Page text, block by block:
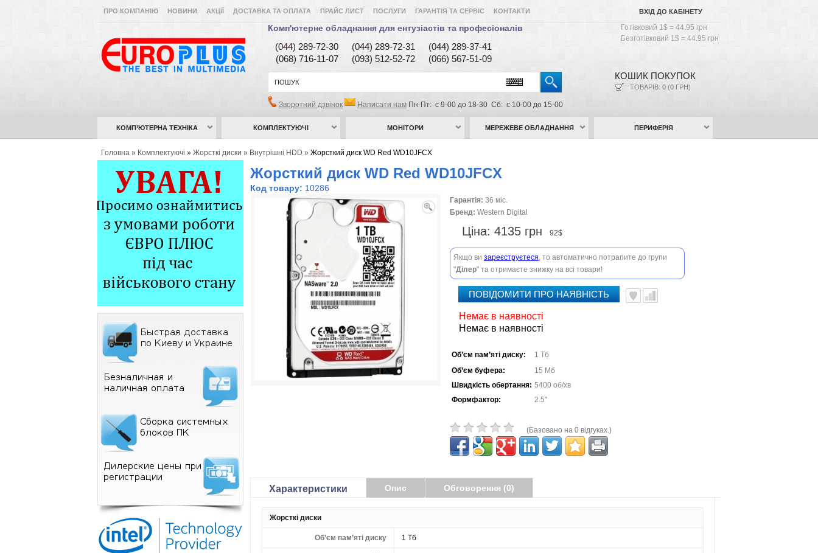
ВХІД ДО КАБІНЕТУ
ПРО КОМПАНІЮ НОВИНИ АКЦІЇ ДОСТАВКА ТА ОПЛАТА ПРАЙС ЛИСТ ПОСЛУГИ ГАРАНТІЯ ТА СЕРВІС КОНТАКТИ
Комп'ютерне обладнання для ентузіастів та професіоналів
Готівковий 1$ = 44.95 грн
Безготівковий 1$ = 44.95 грн
(044) 289-72-30 (044) 289-72-31
(044) 289-37-41
(068) 716-11-07
(093) 512-52-72
(066) 567-51-09
КОШИК ПОКУПОК
ТОВАРІВ: 0 (0 ГРН)
Зворотний дзвінок Написати нам Пн-Пт: с 9-00 до 18-30 Сб: с 10-00 до 15-00
КОМП’ЮТЕРНА ТЕХНІКА КОМПЛЕКТУЮЧІ МОНІТОРИ МЕРЕЖЕВЕ ОБЛАДНАННЯ ПЕРИФЕРІЯ
Головна » Комплектуючі » Жорсткі диски » Внутрішні HDD » Жорсткий диск WD Red WD10JFCX
Жорсткий диск WD Red WD10JFCX
Код товару: 10286
Гарантія: 36 міс.
Бренд: Western Digital
Ціна: 4135 грн 92$
Якщо ви зареєструєтеся, то автоматично потрапите до групи
"Ділер" та отримаєте знижку на всі товари!
ПОВІДОМИТИ ПРО НАЯВНІСТЬ
Немає в наявності
Немає в наявності
Об’єм пам’яті диску:
1 Тб
Об’єм буфера:
15 Мб
Швидкість обертання: 5400 об/хв
Формфактор:
2.5"
(Базовано на 0 відгуках.)
Характеристики Опис Обговорення (0)
Жорсткі диски
Об’єм пам’яті диску 1 Тб